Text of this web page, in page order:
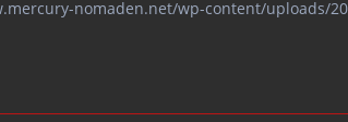
nomaden.net/wp-content/uploads/